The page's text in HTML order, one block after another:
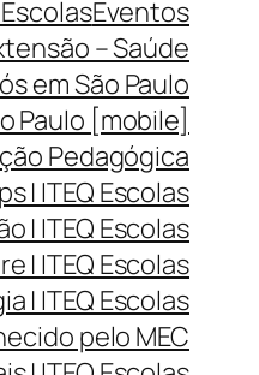
Eventos
– Saúde
em São Paulo
Paulo [mobile]
Pedagógica
| ITEQ Escolas
| ITEQ Escolas
| ITEQ Escolas
| ITEQ Escolas
pelo MEC